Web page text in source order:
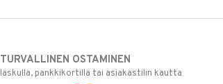
TURVALLINEN OSTAMINEN
laskulla, pankkikortilla tai asiakastilin kautta